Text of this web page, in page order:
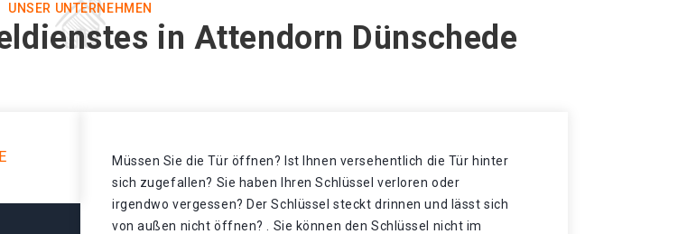
UNSER UNTERNEHMEN
in Attendorn Dünschede
Müssen Sie die Tür öffnen? Ist Ihnen versehentlich die Tür hinter
sich zugefallen? Sie haben Ihren Schlüssel verloren oder
irgendwo vergessen? Der Schlüssel steckt drinnen und lässt sich
von außen nicht öffnen? . Sie können den Schlüssel nicht im